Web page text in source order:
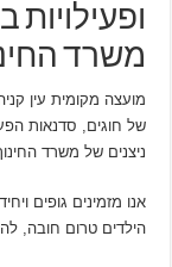
משרד
של חוגים, סדנאות
ניצנים של משרד
אנו מזמינים גופים
הילדים טרום חובה,